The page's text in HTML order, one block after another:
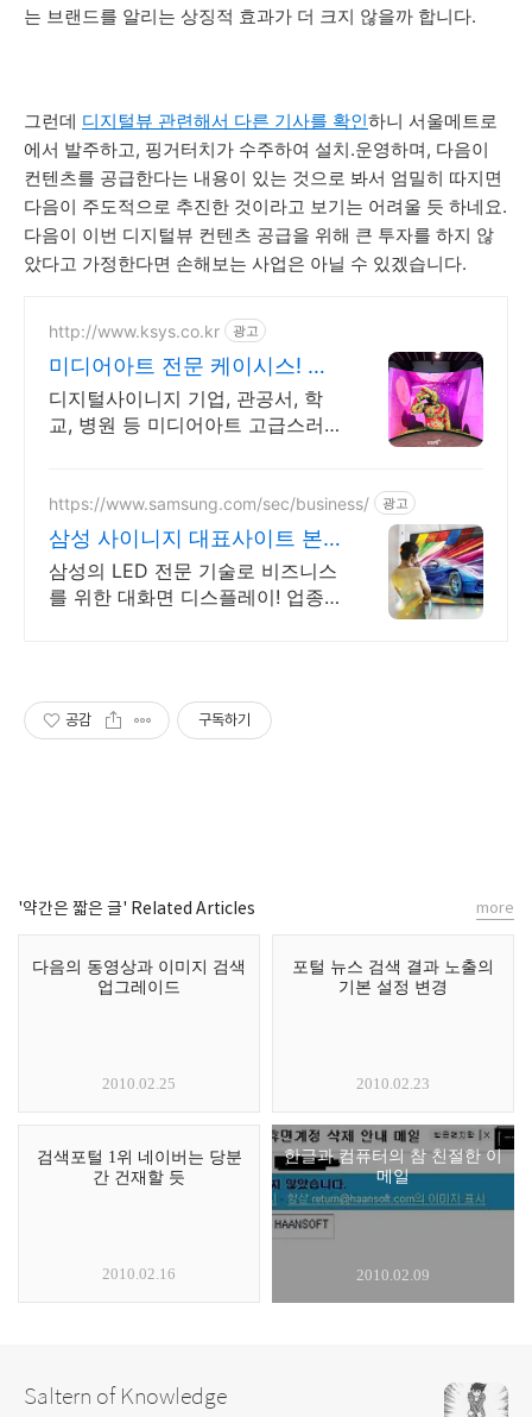
는 브랜드를 알리는 상징적 효과가 더 크지 않을까 합니다.
그런데 디지털뷰 관련해서 다른 기사를 확인하니 서울메트로
에서 발주하고, 핑거터치가 수주하여 설치.운영하며, 다음이
컨텐츠를 공급한다는 내용이 있는 것으로 봐서 엄밀히 따지면
다음이 주도적으로 추진한 것이라고 보기는 어려울 듯 하네요.
다음이 이번 디지털뷰 컨텐츠 공급을 위해 큰 투자를 하지 않
았다고 가정한다면 손해보는 사업은 아닐 수 있겠습니다.
http://www.ksys.co.kr 광고
미디어아트 전문 케이시스! 공
간의 경험을 디자인합니다.
디지털사이니지 기업, 관공서, 학
교, 병원 등 미디어아트 고급스러
https://www.samsung.com/sec/business/ 광고
삼성 사이니지 대표사이트 본
사 공식 운영 견적문의
삼성의 LED 전문 기술로 비즈니스
를 위한 대화면 디스플레이! 업종
공감 구독하기
'약간은 짧은 글' Related Articles
다음의 동영상과 이미지 검색
업그레이드
2010.02.25
포털 뉴스 검색 결과 노출의
기본 설정 변경
2010.02.23
검색포털 1위 네이버는 당분
간 건재할 듯
2010.02.16
한글과 컴퓨터의 참 친절한 이
메일
2010.02.09
more
Saltern of Knowledge